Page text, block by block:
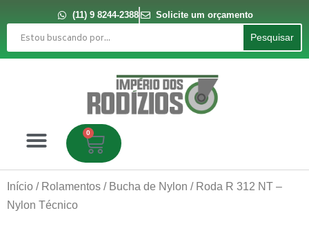
conteúdo
(11) 9 8244-2388
Solicite um orçamento
Pesquisar
Pesquisar
0
Carrinho
Início / Rolamentos / Bucha de Nylon / Roda R 312 NT –
Nylon Técnico